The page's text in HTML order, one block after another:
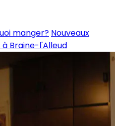
manger? Nouveaux
Braine-l'Alleud